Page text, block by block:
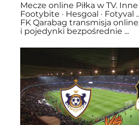
Mecze online Piłka w TV.
Footybite · Hesgoal · Fotyval
FK Qarabag transmisja
i pojedynki bezpośrednie ...